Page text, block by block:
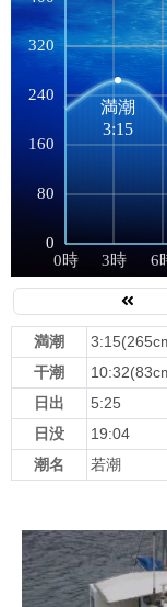
満潮
干潮
日出
5:25
日没
19:04
潮名
若潮